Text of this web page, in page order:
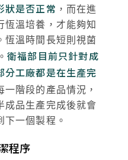
狀是否正常 ，而在進
恆溫培養，才能夠知
恆溫時間長短則視菌
衛福部目前只針對成
分工廠都是在生產完
一階段的產品情況，
成品生產完成後就會
一個製程。
程序